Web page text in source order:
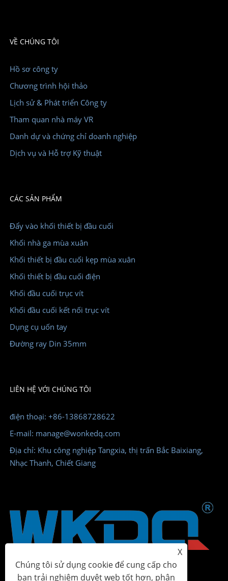
VỀ CHÚNG TÔI
Hồ sơ công ty
Chương trình hội thảo
Lịch sử & Phát triển Công ty
Tham quan nhà máy VR
Danh dự và chứng chỉ doanh nghiệp
Dịch vụ và Hỗ trợ Kỹ thuật
CÁC SẢN PHẨM
Đẩy vào khối thiết bị đầu cuối
Khối nhà ga mùa xuân
Khối thiết bị đầu cuối kẹp mùa xuân
Khối thiết bị đầu cuối điện
Khối đầu cuối trục vít
Khối đầu cuối kết nối trục vít
Dụng cụ uốn tay
Đường ray Din 35mm
LIÊN HỆ VỚI CHÚNG TÔI
điện thoại: +86-13868728622
E-mail: manage@wonkedq.com
Địa chỉ: Khu công nghiệp Tangxia, thị trấn Bắc Baixiang,
Nhạc Thanh, Chiết Giang
X
Chúng tôi sử dụng cookie để cung cấp cho
bạn trải nghiệm duyệt web tốt hơn, phân